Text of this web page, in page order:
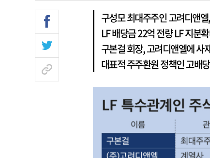
구성모 최대주주인 고려디앤
LF 배당금 22억 전량 LF 지분
구본걸 회장, 고려디앤엘에
대표적 주주환원 정책인 고배